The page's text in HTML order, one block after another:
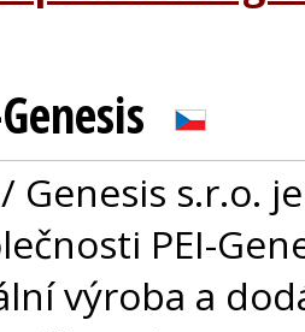
/ Genesis s.r.o.
PEI-
výroba a